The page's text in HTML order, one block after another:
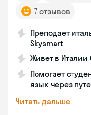
7 отзывов
Преподает
Skysmart
Живет в Италии
Помогает
язык через
Читать дальше